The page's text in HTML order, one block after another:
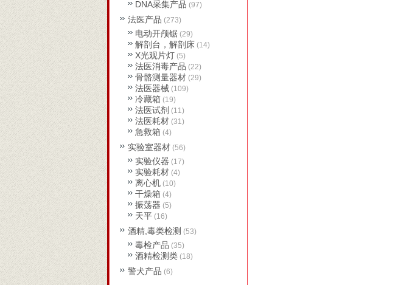
DNA采集产品 (97)
法医产品 (273)
电动开颅锯 (29)
解剖台，解剖床 (14)
X光观片灯 (5)
法医消毒产品 (22)
骨骼测量器材 (29)
法医器械 (109)
冷藏箱 (19)
法医试剂 (11)
法医耗材 (31)
急救箱 (4)
实验室器材 (56)
实验仪器 (17)
实验耗材 (4)
离心机 (10)
干燥箱 (4)
振荡器 (5)
天平 (16)
酒精,毒类检测 (53)
毒检产品 (35)
酒精检测类 (18)
警犬产品 (6)